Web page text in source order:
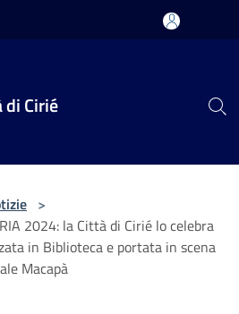
di Cirié
>
2024: la Città di Cirié lo celebra
in Biblioteca e portata in scena
Macapà